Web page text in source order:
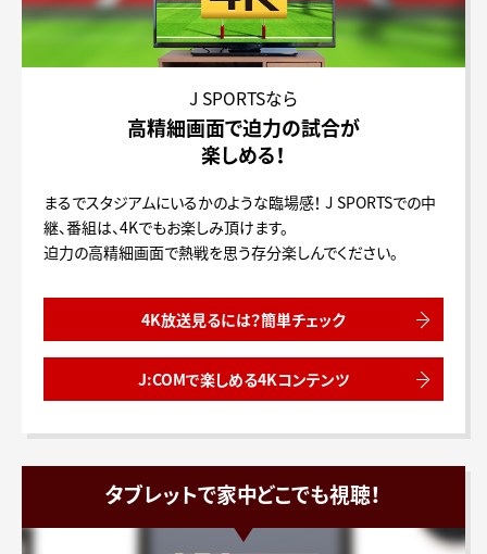
J SPORTSなら
高精細画面で迫力の試合が
楽しめる！
まるでスタジアムにいるかのような臨場感！ J SPORTSでの中
継、番組は、4Kでもお楽しみ頂けます。
迫力の高精細画面で熱戦を思う存分楽しんでください。
4K放送見るには？簡単チェック
J:COMで楽しめる4Kコンテンツ
タブレットで家中どこでも視聴！